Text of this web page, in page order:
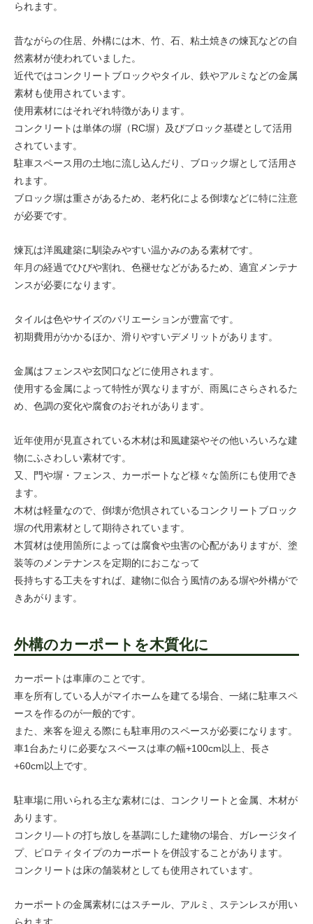
られます。
昔ながらの住居、外構には木、竹、石、粘土焼きの煉瓦などの自
然素材が使われていました。
近代ではコンクリートブロックやタイル、鉄やアルミなどの金属
素材も使用されています。
使用素材にはそれぞれ特徴があります。
コンクリートは単体の塀（RC塀）及びブロック基礎として活用
されています。
駐車スペース用の土地に流し込んだり、ブロック塀として活用さ
れます。
ブロック塀は重さがあるため、老朽化による倒壊などに特に注意
が必要です。
煉瓦は洋風建築に馴染みやすい温かみのある素材です。
年月の経過でひびや割れ、色褪せなどがあるため、適宜メンテナ
ンスが必要になります。
タイルは色やサイズのバリエーションが豊富です。
初期費用がかかるほか、滑りやすいデメリットがあります。
金属はフェンスや玄関口などに使用されます。
使用する金属によって特性が異なりますが、雨風にさらされるた
め、色調の変化や腐食のおそれがあります。
近年使用が見直されている木材は和風建築やその他いろいろな建
物にふさわしい素材です。
又、門や塀・フェンス、カーポートなど様々な箇所にも使用でき
ます。
木材は軽量なので、倒壊が危惧されているコンクリートブロック
塀の代用素材として期待されています。
木質材は使用箇所によっては腐食や虫害の心配がありますが、塗
装等のメンテナンスを定期的におこなって
長持ちする工夫をすれば、建物に似合う風情のある塀や外構がで
きあがります。
外構のカーポートを木質化に
カーポートは車庫のことです。
車を所有している人がマイホームを建てる場合、一緒に駐車スペ
ースを作るのが一般的です。
また、来客を迎える際にも駐車用のスペースが必要になります。
車1台あたりに必要なスペースは車の幅+100cm以上、長さ
+60cm以上です。
駐車場に用いられる主な素材には、コンクリートと金属、木材が
あります。
コンクリ―トの打ち放しを基調にした建物の場合、ガレージタイ
プ、ピロティタイプのカーポートを併設することがあります。
コンクリートは床の舗装材としても使用されています。
カーポートの金属素材にはスチール、アルミ、ステンレスが用い